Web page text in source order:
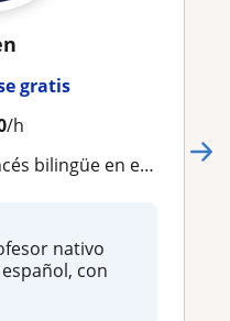
gratis
/h
el método de la Alianza Francesa
nativo
con